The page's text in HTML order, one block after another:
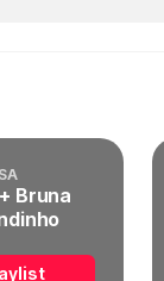
Bruna